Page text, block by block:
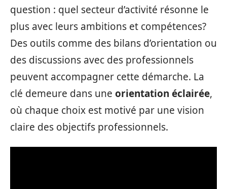
question : quel secteur d’activité résonne le
plus avec leurs ambitions et compétences?
Des outils comme des bilans d’orientation ou
des discussions avec des professionnels
peuvent accompagner cette démarche. La
clé demeure dans une orientation éclairée,
où chaque choix est motivé par une vision
claire des objectifs professionnels.